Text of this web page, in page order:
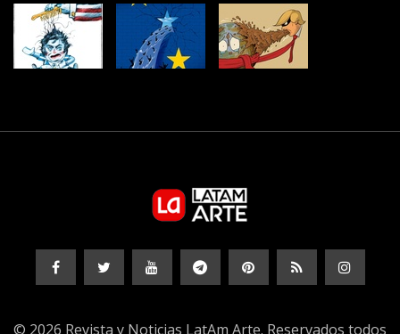
© 2026 Revista y Noticias LatAm Arte. Reservados todos